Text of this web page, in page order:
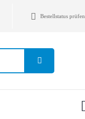
Bestellstatus prüfen